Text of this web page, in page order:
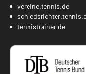
vereine.tennis.de
tennistrainer.de